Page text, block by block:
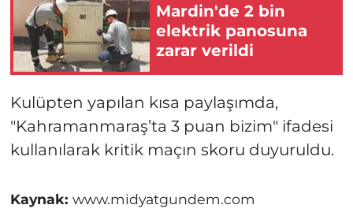
Mardin'de 2 bin
elektrik panosuna
zarar verildi
Kulüpten yapılan kısa paylaşımda,
"Kahramanmaraş’ta 3 puan bizim" ifadesi
kullanılarak kritik maçın skoru duyuruldu.
Kaynak: www.midyatgundem.com